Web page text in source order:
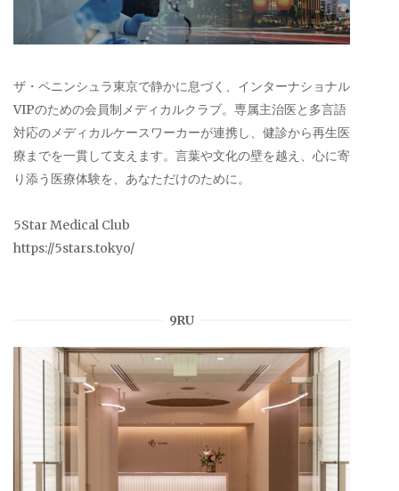
ザ・ペニンシュラ東京で静かに息づく、インターナショナル
VIPのための会員制メディカルクラブ。専属主治医と多言語
対応のメディカルケースワーカーが連携し、健診から再生医
療までを一貫して支えます。言葉や文化の壁を越え、心に寄
り添う医療体験を、あなただけのために。
5Star Medical Club
https://5stars.tokyo/
9RU